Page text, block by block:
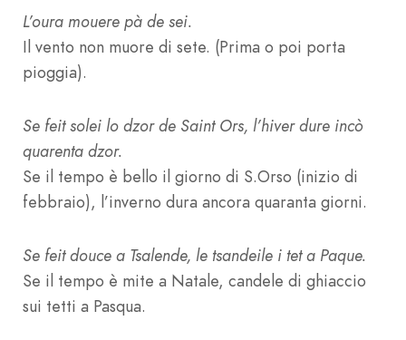
L’oura mouere pà de sei.
Il vento non muore di sete. (Prima o poi porta
pioggia).
Se feit solei lo dzor de Saint Ors, l’hiver dure incò
quarenta dzor.
Se il tempo è bello il giorno di S.Orso (inizio di
febbraio), l’inverno dura ancora quaranta giorni.
Se feit douce a Tsalende, le tsandeile i tet a Paque.
Se il tempo è mite a Natale, candele di ghiaccio
sui tetti a Pasqua.